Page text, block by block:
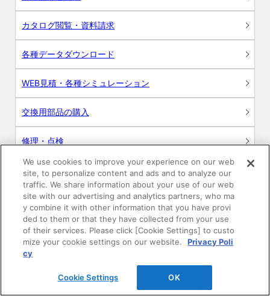
カタログ閲覧・資料請求
各種データダウンロード
WEB見積・各種シミュレーション
交換用部品の購入
修理・点検
お問い合わせ
ログイン
建築・設計関係者様向けサイト
ユーザー登録サービス
WEB見積システム
We use cookies to improve your experience on our web
site, to personalize content and ads and to analyze our
traffic. We share information about your use of our web
site with our advertising and analytics partners, who ma
y combine it with other information that you have provi
ded to them or that they have collected from your use
of their services. Please click [Cookie Settings] to custo
mize your cookie settings on our website.
Privacy Poli
cy
Cookie Settings OK